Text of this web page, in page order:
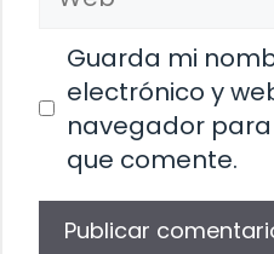
Guarda mi
electrónico y
navegador
que comente.